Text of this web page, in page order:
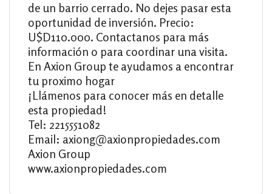
de un barrio cerrado. No dejes pasar esta
oportunidad de inversión. Precio:
U$D110.000. Contactanos para más
información o para coordinar una visita.
En Axion Group te ayudamos a encontrar
tu proximo hogar
¡Llámenos para conocer más en detalle
esta propiedad!
Tel: 2215551082
Email: axiong@axionpropiedades.com
Axion Group
www.axionpropiedades.com